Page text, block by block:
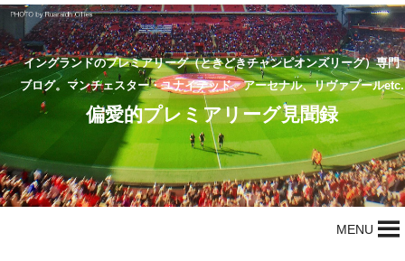
イングランドのプレミアリーグ（ときどきチャンピオンズリーグ）専門
ブログ。マンチェスター・ユナイテッド、アーセナル、リヴァプールetc.
偏愛的プレミアリーグ見聞録
MENU